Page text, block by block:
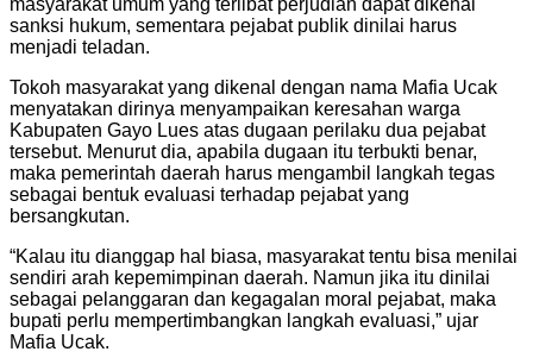
sanksi hukum, sementara pejabat publik dinilai harus
menjadi teladan.
Tokoh masyarakat yang dikenal dengan nama Mafia Ucak
menyatakan dirinya menyampaikan keresahan warga
Kabupaten Gayo Lues atas dugaan perilaku dua pejabat
tersebut. Menurut dia, apabila dugaan itu terbukti benar,
maka pemerintah daerah harus mengambil langkah tegas
sebagai bentuk evaluasi terhadap pejabat yang
bersangkutan.
“Kalau itu dianggap hal biasa, masyarakat tentu bisa menilai
sendiri arah kepemimpinan daerah. Namun jika itu dinilai
sebagai pelanggaran dan kegagalan moral pejabat, maka
bupati perlu mempertimbangkan langkah evaluasi,” ujar
Mafia Ucak.